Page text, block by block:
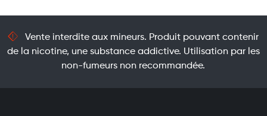
Vente interdite aux mineurs. Produit pouvant contenir
de la nicotine, une substance addictive. Utilisation par les
non-fumeurs non recommandée.